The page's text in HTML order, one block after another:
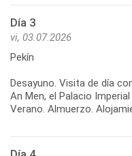
Día 3
vi, 03.07.2026
Pekín
Desayuno. Visita de día
An Men, el Palacio